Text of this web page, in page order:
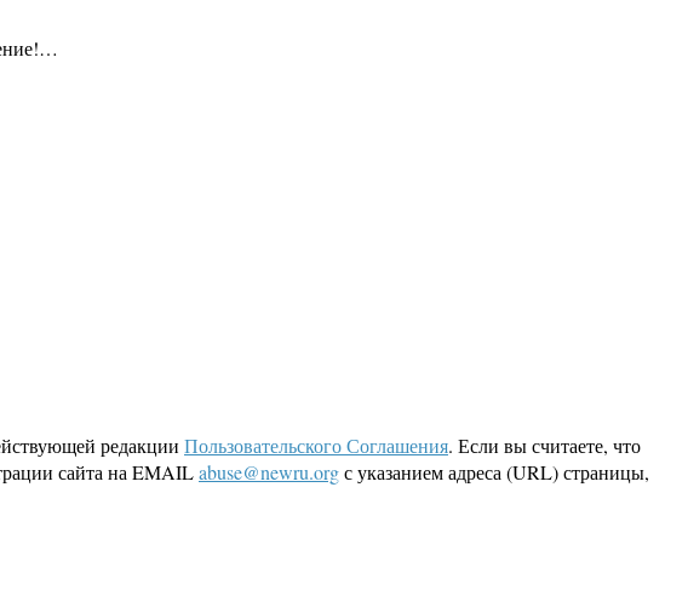
редакции Пользовательского Соглашения. Если вы считаете, что
сайта на EMAILabuse@newru.orgс указанием адреса (URL) страницы,